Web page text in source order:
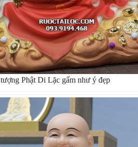
tượng Phật Di Lặc gấm như ý đẹp